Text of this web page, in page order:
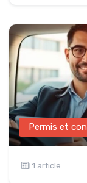
Permis et
1 article